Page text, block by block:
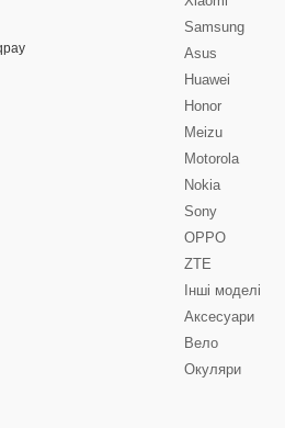
Samsung
Asus
Huawei
Honor
Meizu
Motorola
Nokia
Sony
OPPO
ZTE
Інші моделі
Аксесуари
Вело
Окуляри